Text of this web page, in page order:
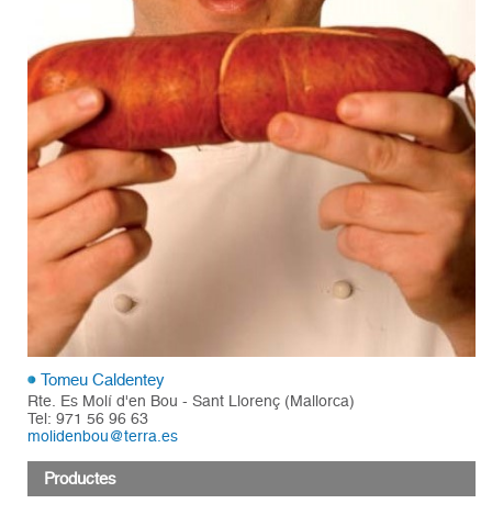
Tomeu Caldentey
Rte. Es Molí d'en Bou - Sant Llorenç (Mallorca)
Tel: 971 56 96 63
molidenbou@terra.es
Productes